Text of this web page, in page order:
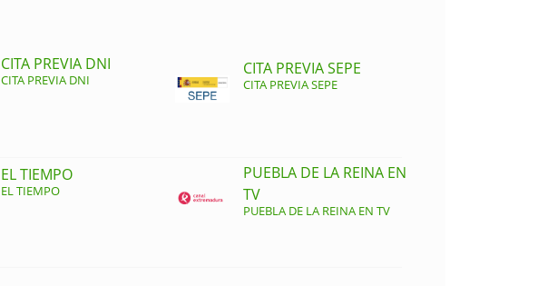
CITA PREVIA DNI
CITA PREVIA DNI
CITA PREVIA SEPE
CITA PREVIA SEPE
EL TIEMPO
EL TIEMPO
PUEBLA DE LA REINA EN
TV
PUEBLA DE LA REINA EN TV